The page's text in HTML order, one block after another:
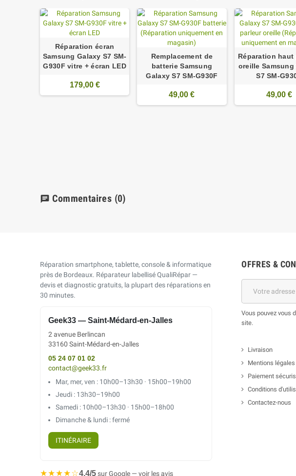
Réparation écran
Samsung Galaxy S7 SM-
G930F vitre + écran LED
179,00 €
Remplacement de
batterie Samsung
Galaxy S7 SM-G930F
49,00 €
Réparation haut
oreille Samsung
S7 SM-
49,00 €
chat Commentaires (0)
Réparation smartphone, tablette, console & informatique
près de Bordeaux. Réparateur labellisé QualiRépar —
devis et diagnostic gratuits, la plupart des réparations en
30 minutes.
Geek33 — Saint-Médard-en-Jalles
2 avenue Berlincan
33160 Saint-Médard-en-Jalles
05 24 07 01 02
contact@geek33.fr
Mar, mer, ven : 10h00–13h30 · 15h00–19h00
Jeudi : 13h30–19h00
Samedi : 10h00–13h30 · 15h00–18h00
Dimanche & lundi : fermé
ITINÉRAIRE
★★★★☆4,4/5sur Google — voir les avis
OFFRES &
Vous pouvez vous
site.
Livraison
Mentions légales
Paiement
Conditions
Contactez-nous